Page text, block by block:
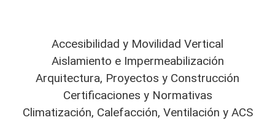
Accesibilidad y Movilidad Vertical
Aislamiento e Impermeabilización
Arquitectura, Proyectos y Construcción
Certificaciones y Normativas
Climatización, Calefacción, Ventilación y ACS